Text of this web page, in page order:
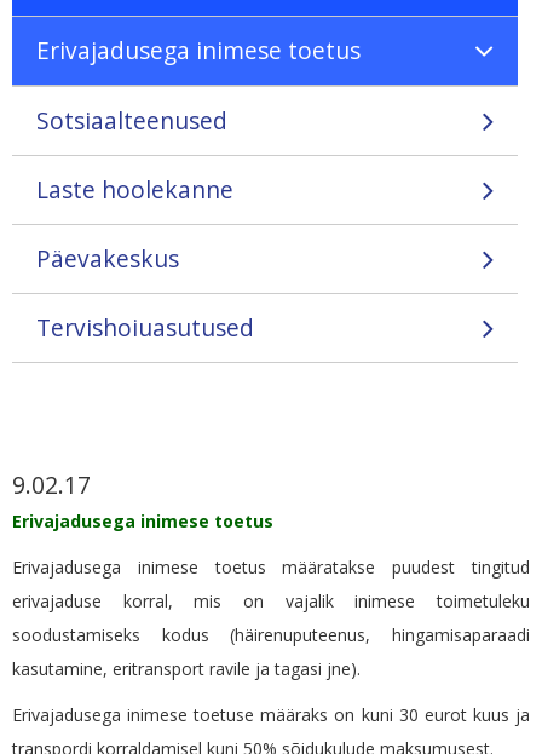
Erivajadusega inimese toetus
Sotsiaalteenused
Laste hoolekanne
Päevakeskus
Tervishoiuasutused
9.02.17
Erivajadusega inimese toetus
Erivajadusega inimese toetus määratakse puudest tingitud
erivajaduse korral, mis on vajalik inimese toimetuleku
soodustamiseks kodus (häirenuputeenus, hingamisaparaadi
kasutamine, eritransport ravile ja tagasi jne).
Erivajadusega inimese toetuse määraks on kuni 30 eurot kuus ja
transpordi korraldamisel kuni 50% sõidukulude maksumusest.